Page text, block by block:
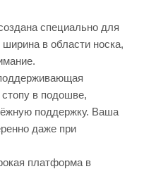
специально для
в области носка,
в подошве,
поддержку. Ваша
даже при
платформа в